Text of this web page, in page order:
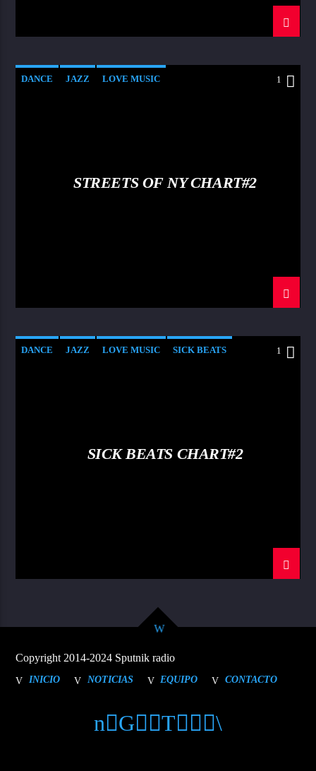
DANCE JAZZ LOVE MUSIC 1
STREETS OF NY CHART#2
DANCE JAZZ LOVE MUSIC SICK BEATS 1
SICK BEATS CHART#2
Copyright 2014-2024 Sputnik radio
INICIO NOTICIAS EQUIPO CONTACTO